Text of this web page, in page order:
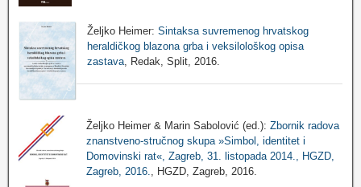
Željko Heimer: Sintaksa suvremenog hrvatskog
heraldičkog blazona grba i veksilološkog opisa
zastava, Redak, Split, 2016.
Željko Heimer & Marin Sabolović (ed.): Zbornik radova
znanstveno-stručnog skupa »Simbol, identitet i
Domovinski rat«, Zagreb, 31. listopada 2014., HGZD,
Zagreb, 2016.
, HGZD, Zagreb, 2016.